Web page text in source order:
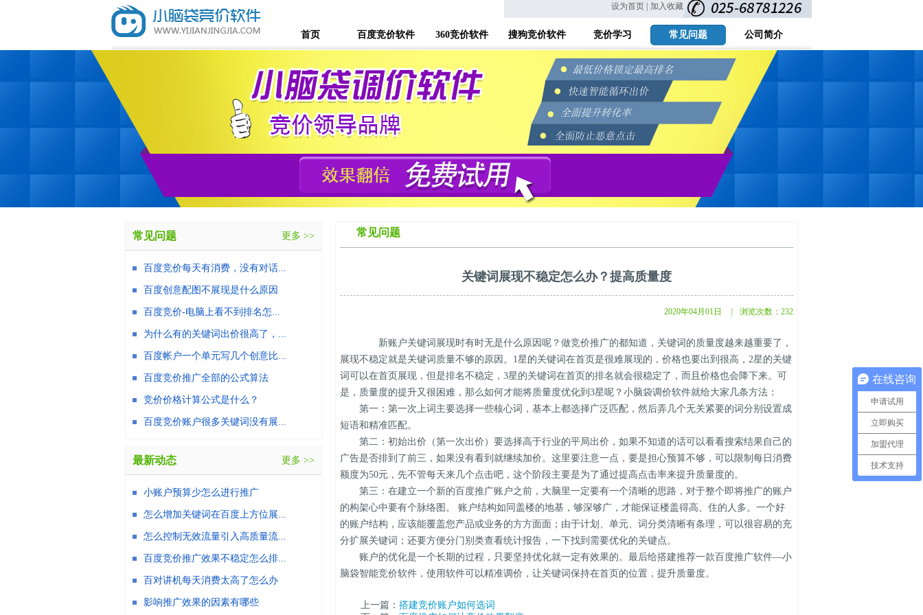
设为首页 | 加入收藏
首页 百度竞价软件 360竞价软件 搜狗竞价软件 竞价学习 常见问题 公司简介
常见问题
关键词展现不稳定怎么办？提高质量度
2020年04月01日 浏览次数： 232
新账户关键词展现时有时无是什么原因呢？做竞价推广的都知道，关键词的质量度越来越重要了，
展现不稳定就是关键词质量不够的原因。1星的关键词在首页是很难展现的，价格也要出到很高，2星的关键
词可以在首页展现，但是排名不稳定，3星的关键词在首页的排名就会很稳定了，而且价格也会降下来。可
是，质量度的提升又很困难，那么如何才能将质量度优化到3星呢？小脑袋调价软件就给大家几条方法：
第一：第一次上词主要选择一些核心词，基本上都选择广泛匹配，然后弄几个无关紧要的词分别设置成
短语和精准匹配。
第二：初始出价（第一次出价）要选择高于行业的平局出价，如果不知道的话可以看看搜索结果自己的
广告是否排到了前三，如果没有看到就继续加价。这里要注意一点，要是担心预算不够，可以限制每日消费
额度为50元，先不管每天来几个点击吧，这个阶段主要是为了通过提高点击率来提升质量度的。
第三：在建立一个新的百度推广账户之前，大脑里一定要有一个清晰的思路，对于整个即将推广的账户
的构架心中要有个脉络图。 账户结构如同盖楼的地基，够深够广，才能保证楼盖得高、住的人多。一个好
的账户结构，应该能覆盖您产品或业务的方方面面；由于计划、单元、词分类清晰有条理，可以很容易的充
分扩展关键词；还要方便分门别类查看统计报告，一下找到需要优化的关键点。
账户的优化是一个长期的过程，只要坚持优化就一定有效果的。最后给搭建推荐一款百度推广软件—小
脑袋智能竞价软件，使用软件可以精准调价，让关键词保持在首页的位置，提升质量度。
上一篇： 搭建竞价账户如何选词
常见问题 更多 >>
百度竞价每天有消费，没有对话...
百度创意配图不展现是什么原因
百度竞价-电脑上看不到排名怎...
为什么有的关键词出价很高了，...
百度帐户一个单元写几个创意比...
百度竞价推广全部的公式算法
竞价价格计算公式是什么？
百度竞价账户很多关键词没有展...
最新动态 更多 >>
小账户预算少怎么进行推广
怎么增加关键词在百度上方位展...
怎么控制无效流量引入高质量流...
百度竞价推广效果不稳定怎么排...
百对讲机每天消费太高了怎么办
影响推广效果的因素有哪些
在线咨询
申请试用
立即购买
加盟代理
技术支持